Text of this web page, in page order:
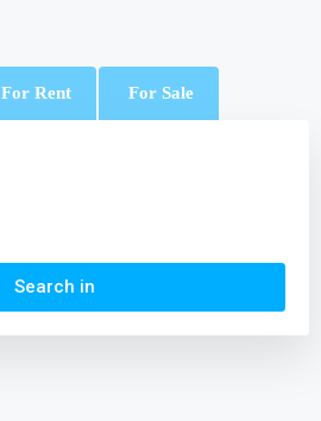
For Rent For Sale
Search in